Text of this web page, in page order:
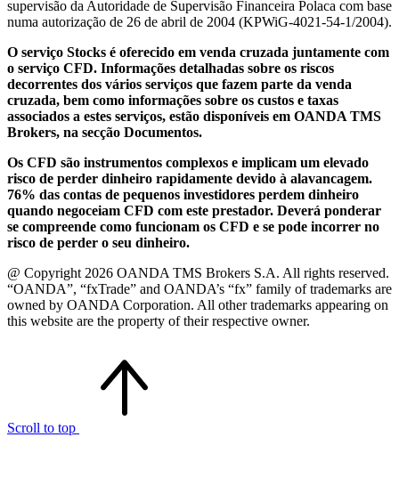
supervisão da Autoridade de Supervisão Financeira Polaca com base
numa autorização de 26 de abril de 2004 (KPWiG-4021-54-1/2004).
O serviço Stocks é oferecido em venda cruzada juntamente com
o serviço CFD. Informações detalhadas sobre os riscos
decorrentes dos vários serviços que fazem parte da venda
cruzada, bem como informações sobre os custos e taxas
associados a estes serviços, estão disponíveis em OANDA TMS
Brokers, na secção Documentos.
Os CFD são instrumentos complexos e implicam um elevado
risco de perder dinheiro rapidamente devido à alavancagem.
76% das contas de pequenos investidores perdem dinheiro
quando negoceiam CFD com este prestador. Deverá ponderar
se compreende como funcionam os CFD e se pode incorrer no
risco de perder o seu dinheiro.
@ Copyright 2026 OANDA TMS Brokers S.A. All rights reserved.
“OANDA”, “fxTrade” and OANDA’s “fx” family of trademarks are
owned by OANDA Corporation. All other trademarks appearing on
this website are the property of their respective owner.
Scroll to top